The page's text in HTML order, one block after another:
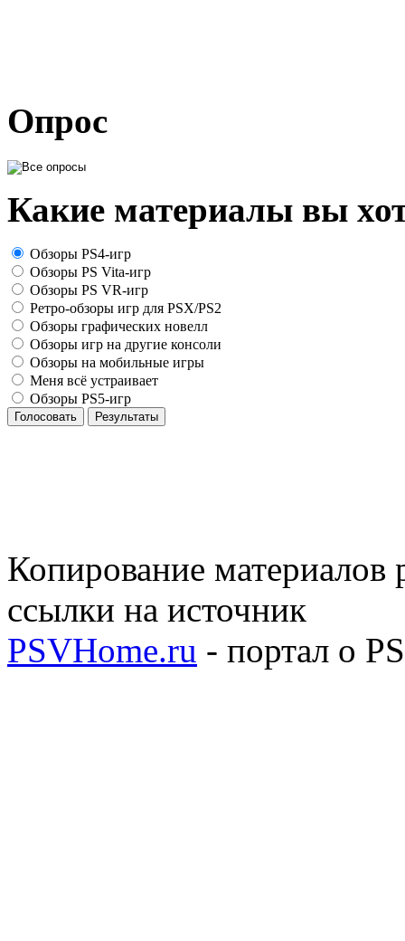
Опрос
Какие материалы вы
Обзоры PS4-игр
Обзоры PS Vita-игр
Обзоры PS VR-игр
Ретро-обзоры игр для PSX/PS2
Обзоры графических новелл
Обзоры игр на другие консоли
Обзоры на мобильные игры
Меня всё устраивает
Обзоры PS5-игр
Голосовать Результаты
Копирование материалов
ссылки на источник
PSVHome.ru - портал о